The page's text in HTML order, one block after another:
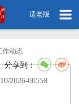
适老版
作动态
分享到：
2026-00558